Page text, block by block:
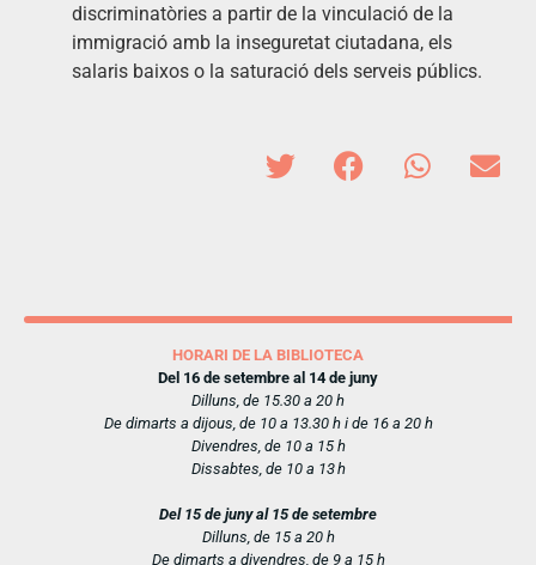
discriminatòries a partir de la vinculació de la
immigració amb la inseguretat ciutadana, els
salaris baixos o la saturació dels serveis públics.
HORARI DE LA BIBLIOTECA
Del 16 de setembre al 14 de juny
Dilluns, de 15.30 a 20 h
De dimarts a dijous, de 10 a 13.30 h i de 16 a 20 h
Divendres, de 10 a 15 h
Dissabtes, de 10 a 13 h
Del 15 de juny al 15 de setembre
Dilluns, de 15 a 20 h
De dimarts a divendres, de 9 a 15 h